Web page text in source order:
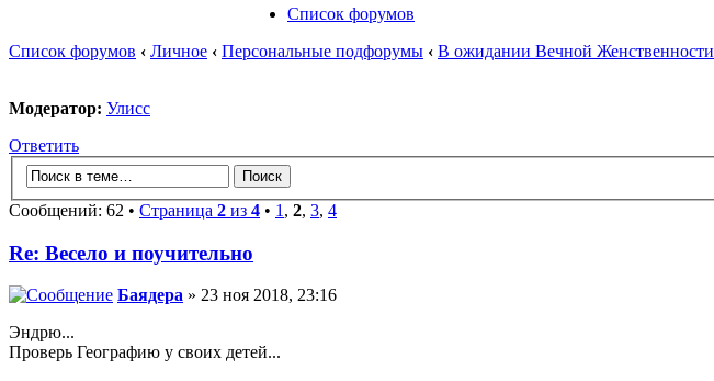
Список форумов
Список форумов ‹ Личное ‹ Персональные подфорумы ‹ В ожидании Вечной Женственности
Модератор: Улисс
Ответить
Сообщений: 62 • Страница 2 из 4 • 1 , 2, 3, 4
Re: Весело и поучительно
Баядера » 23 ноя 2018, 23:16
Эндрю...
Проверь Географию у своих детей...